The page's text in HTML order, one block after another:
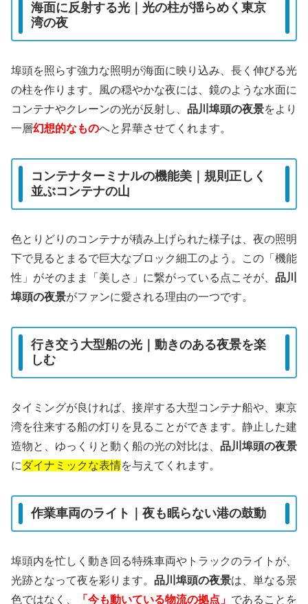
海面に反射する光｜光の柱が揺らめく東京
湾の夜
埠頭を照らす強力な照明が海面に映り込み、長く伸びる光
の柱を作ります。風の穏やかな夜には、鏡のような水面に
コンテナやクレーンの光が反射し、 品川埠頭の夜景をより
一層幻想的なものへと昇華させてくれます。
コンテナターミナルの機能美｜規則正しく
並ぶコンテナの山
色とりどりのコンテナが積み上げられた様子は、夜の照明
下で見るとまるで巨大なブロック細工のよう。この「機能
性」がそのまま「美しさ」に繋がっている点こそが、 品川
埠頭の夜景がファンに愛される理由の一つです。
行き交う大型船の光｜動きのある夜景を楽
しむ
タイミングが良ければ、接岸する大型コンテナ船や、東京
湾を往来する船の灯りを見ることができます。静止した建
造物と、ゆっくりと動く船の光の対比は、 品川埠頭の夜景
に ダイナミックな表情を与えてくれます。
作業車両のライト｜夜も眠らない港の鼓動
埠頭内を忙しく動き回る特殊車両やトラックのライトが、
光跡となって夜を彩ります。 品川埠頭の夜景は、単なる景
色ではなく、
「今も動いている物流の拠点」 であることを